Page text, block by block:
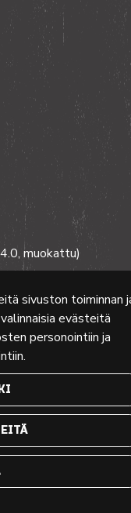
sivuston toiminnan
evästeitä
personointiin ja
muokattu)